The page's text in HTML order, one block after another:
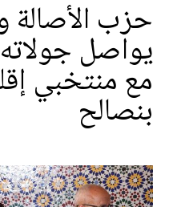
حزب الأصالة
يواصل جولاته
مع منتخبي
بنصالح